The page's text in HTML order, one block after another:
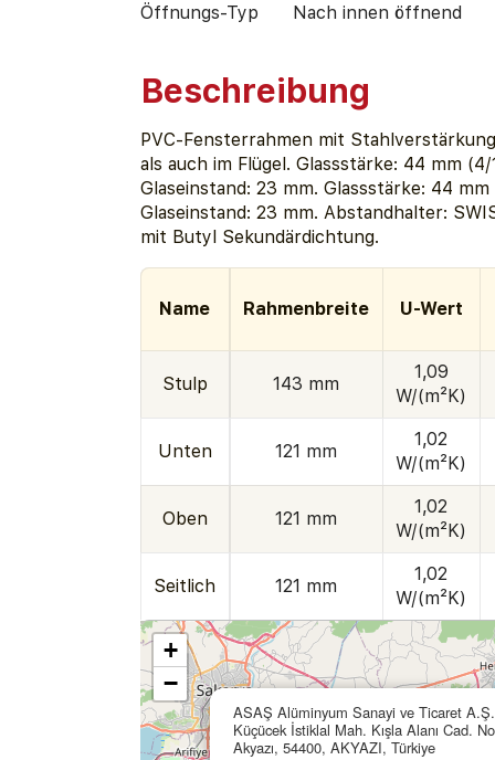
Öffnungs-Typ Nach innen öffnend
Beschreibung
PVC-Fensterrahmen mit
als auch im Flügel. Glassstärke: 44 mm
Glaseinstand: 23 mm. Glassstärke: 44
Glaseinstand: 23 mm. Abstandhalter:
mit Butyl Sekundärdichtung.
Name Rahmenbreite U-Wert
Stulp 143 mm
1,09
W/(m²K)
Unten 121 mm
1,02
W/(m²K)
Oben 121 mm
1,02
W/(m²K)
Seitlich 121 mm
1,02
W/(m²K)
ASAŞ Alüminyum Sanayi ve Ticaret A.Ş.
Küçücek İstiklal Mah. Kışla Alanı Cad.
Akyazı, 54400, AKYAZI, Türkiye
+
−